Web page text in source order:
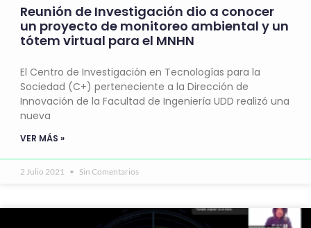
Reunión de Investigación dio a conocer
un proyecto de monitoreo ambiental y un
tótem virtual para el MNHN
El Centro de Investigación en Tecnologías para la
Sociedad (C+) perteneciente a la Dirección de
Innovación de la Facultad de Ingeniería UDD realizó una
nueva
VER MÁS »
2 Julio 2021 Sin Comentarios